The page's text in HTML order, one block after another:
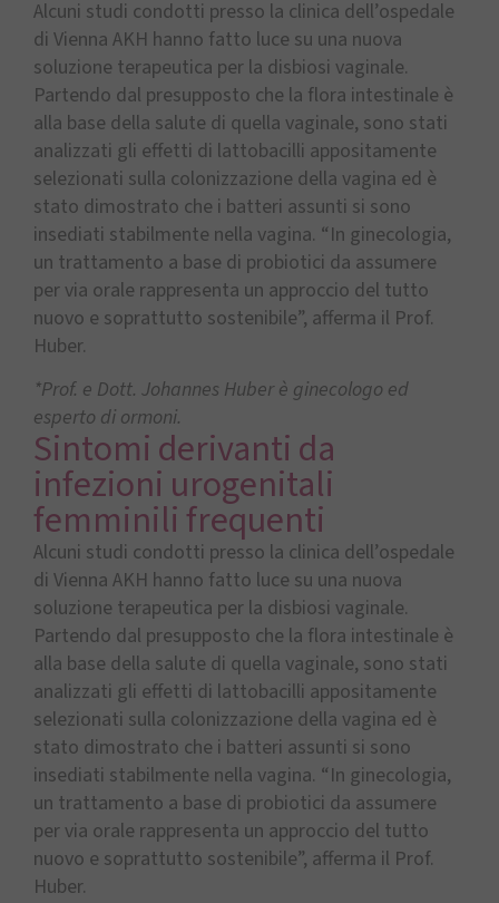
Alcuni studi condotti presso la clinica dell’ospedale
di Vienna AKH hanno fatto luce su una nuova
soluzione terapeutica per la disbiosi vaginale.
Partendo dal presupposto che la flora intestinale è
alla base della salute di quella vaginale, sono stati
analizzati gli effetti di lattobacilli appositamente
selezionati sulla colonizzazione della vagina ed è
stato dimostrato che i batteri assunti si sono
insediati stabilmente nella vagina. “In ginecologia,
un trattamento a base di probiotici da assumere
per via orale rappresenta un approccio del tutto
nuovo e soprattutto sostenibile”, afferma il Prof.
Huber.
*Prof. e Dott. Johannes Huber è ginecologo ed
esperto di ormoni.
Sintomi derivanti da
infezioni urogenitali
femminili frequenti
Alcuni studi condotti presso la clinica dell’ospedale
di Vienna AKH hanno fatto luce su una nuova
soluzione terapeutica per la disbiosi vaginale.
Partendo dal presupposto che la flora intestinale è
alla base della salute di quella vaginale, sono stati
analizzati gli effetti di lattobacilli appositamente
selezionati sulla colonizzazione della vagina ed è
stato dimostrato che i batteri assunti si sono
insediati stabilmente nella vagina. “In ginecologia,
un trattamento a base di probiotici da assumere
per via orale rappresenta un approccio del tutto
nuovo e soprattutto sostenibile”, afferma il Prof.
Huber.